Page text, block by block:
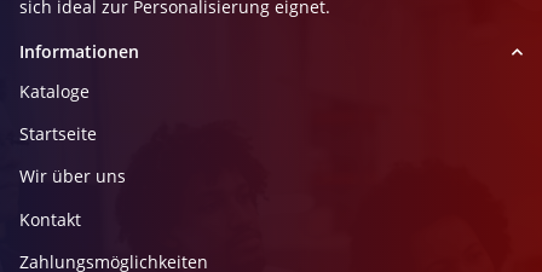
sich ideal zur Personalisierung eignet.
Informationen
Kataloge
Startseite
Wir über uns
Kontakt
Zahlungsmöglichkeiten